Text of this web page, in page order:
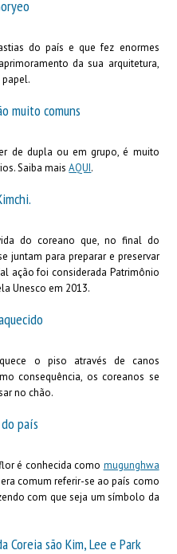
do país e que fez enormes
da sua arquitetura,
muito comuns
de dupla ou em grupo, é muito
Saiba maisAQUI.
do coreano que, no final do
juntam para preparar e preservar
ação foi considerada Patrimônio
Unesco em 2013.
o piso através de canos
consequência, os coreanos se
no chão.
país
é conhecida como mugunghwa
comum referir-se ao país como
com que seja um símbolo da
Coreia são Kim, Lee e Park